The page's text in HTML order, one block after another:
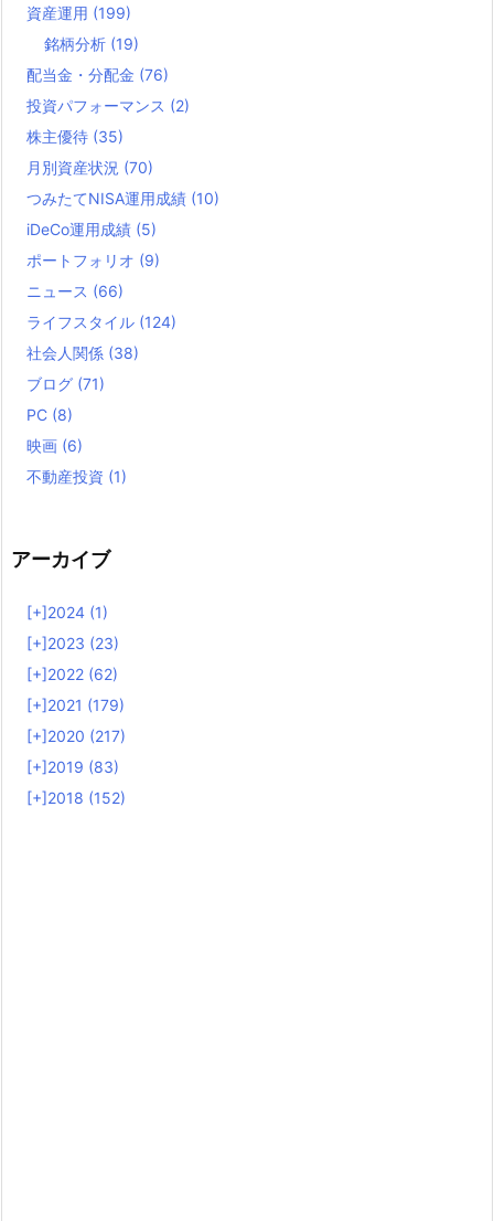
資産運用 (199)
銘柄分析 (19)
配当金・分配金 (76)
投資パフォーマンス (2)
株主優待 (35)
月別資産状況 (70)
つみたてNISA運用成績 (10)
iDeCo運用成績 (5)
ポートフォリオ (9)
ニュース (66)
ライフスタイル (124)
社会人関係 (38)
ブログ (71)
PC (8)
映画 (6)
不動産投資 (1)
アーカイブ
[+]2024 (1)
[+]2023 (23)
[+]2022 (62)
[+]2021 (179)
[+]2020 (217)
[+]2019 (83)
[+]2018 (152)